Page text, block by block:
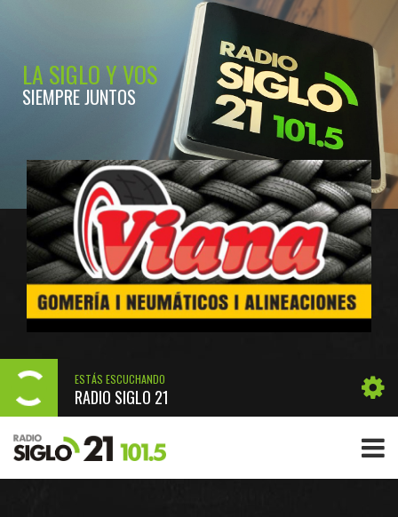
LA SIGLO Y VOS
SIEMPRE JUNTOS
ESTÁS ESCUCHANDO
RADIO SIGLO 21